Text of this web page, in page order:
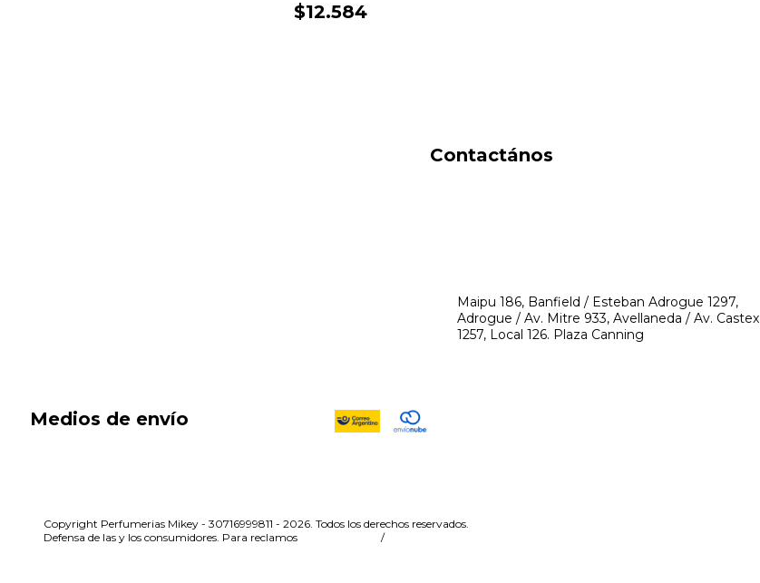
$12.584
Contactános
Maipu 186, Banfield / Esteban Adrogue 1297,
Adrogue / Av. Mitre 933, Avellaneda / Av. Castex
1257, Local 126. Plaza Canning
Medios de envío
Copyright Perfumerias Mikey - 30716999811 - 2026. Todos los derechos reservados.
Defensa de las y los consumidores. Para reclamos
/